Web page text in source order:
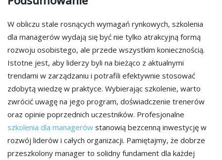
W obliczu stale rosnących wymagań rynkowych, szkolenia
dla managerów wydają się być nie tylko atrakcyjną formą
rozwoju osobistego, ale przede wszystkim koniecznością.
Istotne jest, aby liderzy byli na bieżąco z aktualnymi
trendami w zarządzaniu i potrafili efektywnie stosować
zdobytą wiedzę w praktyce. Wybierając szkolenie, warto
zwrócić uwagę na jego program, doświadczenie trenerów
oraz opinie poprzednich uczestników. Profesjonalne
szkolenia dla managerów stanowią bezcenną inwestycję w
rozwój liderów i całych organizacji. Pamiętajmy, że dobrze
przeszkolony manager to solidny fundament dla każdej